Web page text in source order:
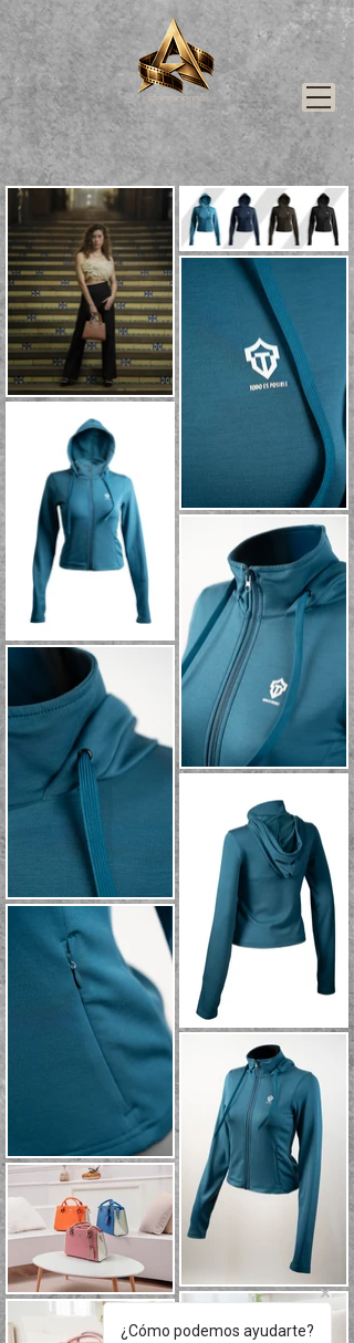
¿Cómo podemos ayudarte?